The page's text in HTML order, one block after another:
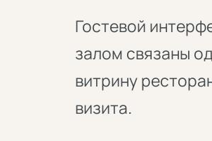
Гостевой
залом связаны
витрину
визита.